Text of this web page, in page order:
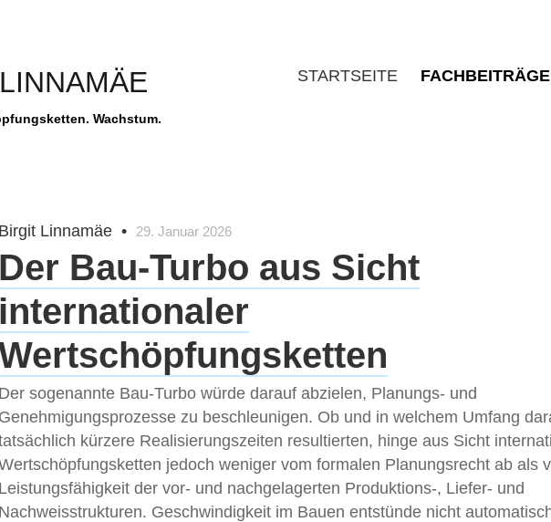
Wachstum.
STARTSEITE FACHBEITRÄGE
Birgit Linnamäe • 29. Januar 2026
Der Bau-Turbo aus Sicht
internationaler
Der sogenannte Bau-Turbo würde darauf abzielen, Planungs- und
Genehmigungsprozesse zu beschleunigen. Ob und in welchem Umfang
kürzere Realisierungszeiten resultierten, hinge aus Sicht
jedoch weniger vom formalen Planungsrecht ab als
Leistungsfähigkeit der vor- und nachgelagerten Produktions-, Liefer- und
Nachweisstrukturen. Geschwindigkeit im Bauen entstünde nicht